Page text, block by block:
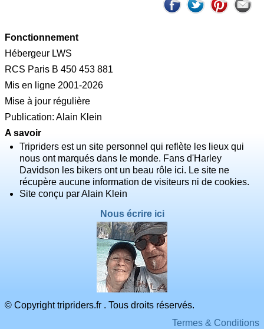
Fonctionnement
Hébergeur LWS
RCS Paris B 450 453 881
Mis en ligne 2001-2026
Mise à jour régulière
Publication: Alain Klein
A savoir
Tripriders est un site personnel qui reflète les lieux qui
nous ont marqués dans le monde. Fans d'Harley
Davidson les bikers ont un beau rôle ici. Le site ne
récupère aucune information de visiteurs ni de cookies.
Site conçu par Alain Klein
Nous écrire ici
© Copyright tripriders.fr . Tous droits réservés.
Termes & Conditions